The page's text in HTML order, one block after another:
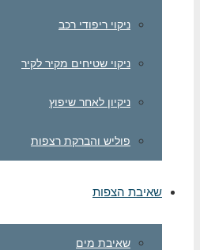
ניקוי ריפודי רכב
ניקוי שטיחים מקיר לקיר
ניקיון לאחר שיפוץ
פוליש והברקת רצפות
שאיבת הצפות
שאיבת מים